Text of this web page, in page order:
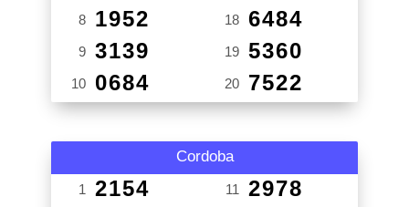
8 1952
9 3139
10 0684
18 6484
19 5360
20 7522
Cordoba
1 2154 11 2978